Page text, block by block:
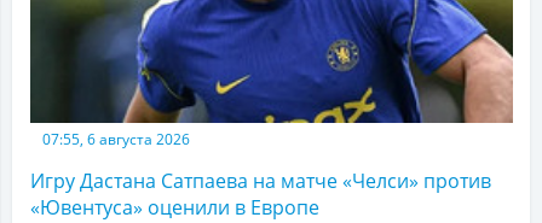
07:55, 6 августа 2026
Игру Дастана Сатпаева на матче «Челси» против
«Ювентуса» оценили в Европе